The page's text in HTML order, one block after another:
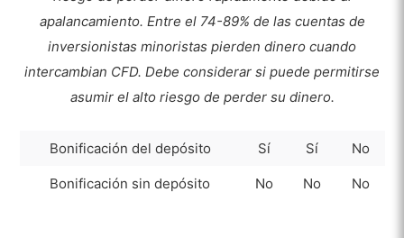
apalancamiento. Entre el 74-89% de las cuentas de
inversionistas minoristas pierden dinero cuando
intercambian CFD. Debe considerar si puede permitirse
asumir el alto riesgo de perder su dinero.
Bonificación del depósito Sí Sí No
Bonificación sin depósito No No No